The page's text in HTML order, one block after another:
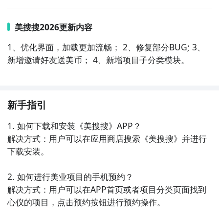
美搜搜2026更新内容
1、优化界面，加载更加流畅； 2、修复部分BUG; 3、
新增邀请好友送美币； 4、新增项目子分类模块。
新手指引
1. 如何下载和安装《美搜搜》APP？
解决方式：用户可以在应用商店搜索《美搜搜》并进行
下载安装。
2. 如何进行美业项目的手机预约？
解决方式：用户可以在APP首页或者项目分类页面找到
心仪的项目，点击预约按钮进行预约操作。